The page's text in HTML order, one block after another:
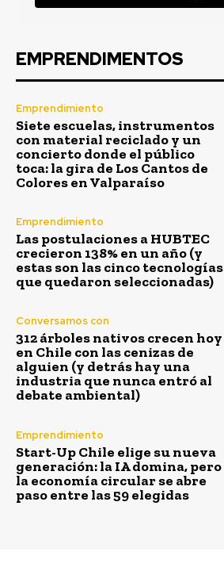
EMPRENDIMENTOS
Emprendimiento
Siete escuelas, instrumentos
con material reciclado y un
concierto donde el público
toca: la gira de Los Cantos de
Colores en Valparaíso
Emprendimiento
Las postulaciones a HUBTEC
crecieron 138% en un año (y
estas son las cinco tecnologías
que quedaron seleccionadas)
Conversamos con
312 árboles nativos crecen hoy
en Chile con las cenizas de
alguien (y detrás hay una
industria que nunca entró al
debate ambiental)
Emprendimiento
Start-Up Chile elige su nueva
generación: la IA domina, pero
la economía circular se abre
paso entre las 59 elegidas